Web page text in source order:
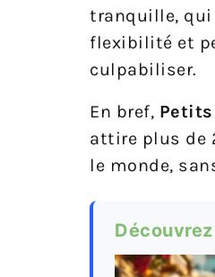
tranquille, qui
flexibilité et
culpabiliser.
En bref,
attire plus de
le monde,